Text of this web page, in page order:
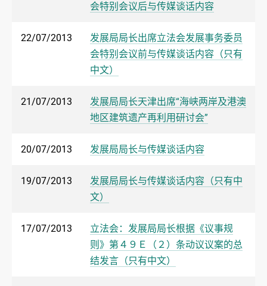
会特别会议后与传媒谈话内容
22/07/2013
发展局局长出席立法会发展事务委员
会特别会议前与传媒谈话内容（只有
中文）
21/07/2013
发展局局长天津出席“海峡两岸及港澳
地区建筑遗产再利用研讨会”
20/07/2013 发展局局长与传媒谈话内容
19/07/2013
发展局局长与传媒谈话内容（只有中
文）
17/07/2013
立法会：发展局局长根据《议事规
则》第４９Ｅ（２）条动议议案的总
结发言（只有中文）